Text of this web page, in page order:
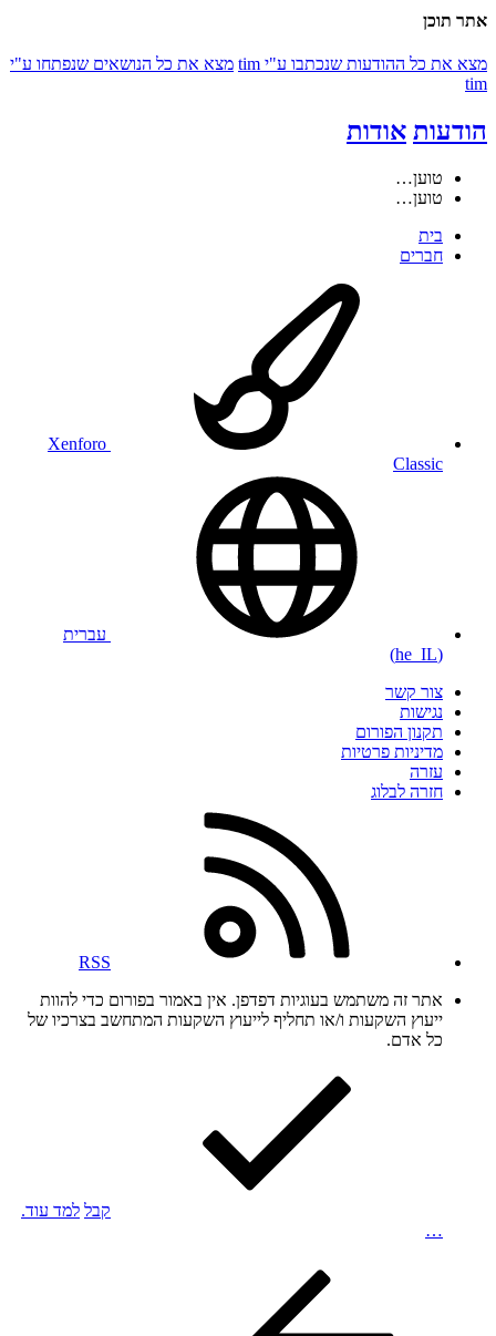
אתר תוכן
מצא את כל ההודעות שנכתבו ע"י tim
מצא את כל הנושאים שנפתחו ע"י
tim
הודעות אודות
טוען…
טוען…
בית
חברים
Xenforo
Classic
עברית
(he_IL)
צור קשר
נגישות
תקנון הפורום
מדיניות פרטיות
עזרה
חזרה לבלוג
RSS
אתר זה משתמש בעוגיות דפדפן. אין באמור בפורום כדי להוות
ייעוץ השקעות ו/או תחליף לייעוץ השקעות המתחשב בצרכיו של
כל אדם.
קבל למד עוד.
…